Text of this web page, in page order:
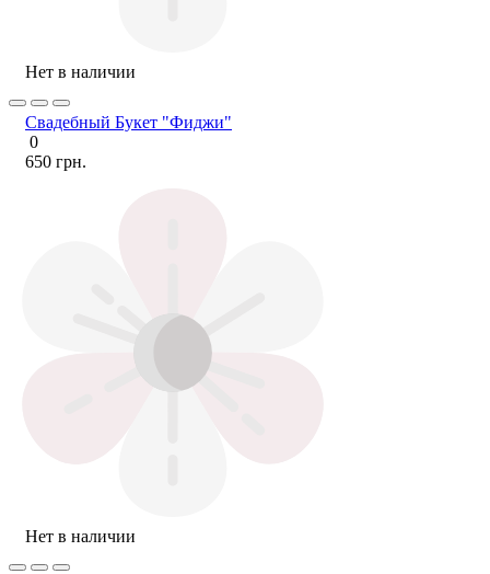
Нет в наличии
Свадебный Букет "Фиджи"
0
650 грн.
Нет в наличии